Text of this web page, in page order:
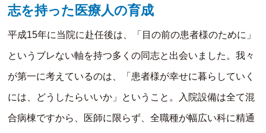
志を持った医療人の育成
平成15年に当院に赴任後は、「目の前の患者様のために」
というブレない軸を持つ多くの同志と出会いました。我々
が第一に考えているのは、「患者様が幸せに暮らしていく
には、どうしたらいいか」ということ。入院設備は全て混
合病棟ですから、医師に限らず、全職種が幅広い科に精通